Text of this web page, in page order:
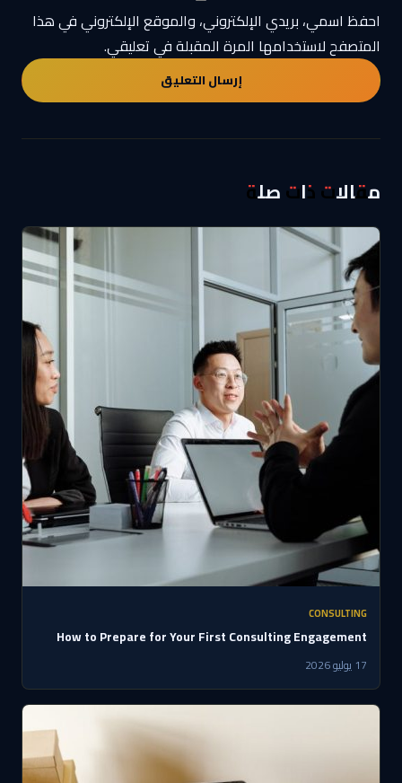
احفظ اسمي، بريدي الإلكتروني، والموقع الإلكتروني في هذا
المتصفح لاستخدامها المرة المقبلة في تعليقي.
مقالات ذات صلة
CONSULTING
How to Prepare for Your First Consulting Engagement
17 يوليو 2026